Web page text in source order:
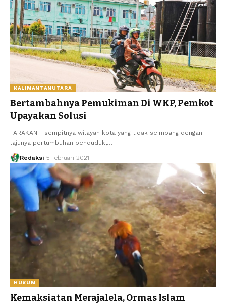
KALIMANTANUTARA
Bertambahnya Pemukiman Di WKP, Pemkot
Upayakan Solusi
TARAKAN - sempitnya wilayah kota yang tidak seimbang dengan
lajunya pertumbuhan penduduk,…
Redaksi 5 Februari 2021
HUKUM
Kemaksiatan Merajalela, Ormas Islam